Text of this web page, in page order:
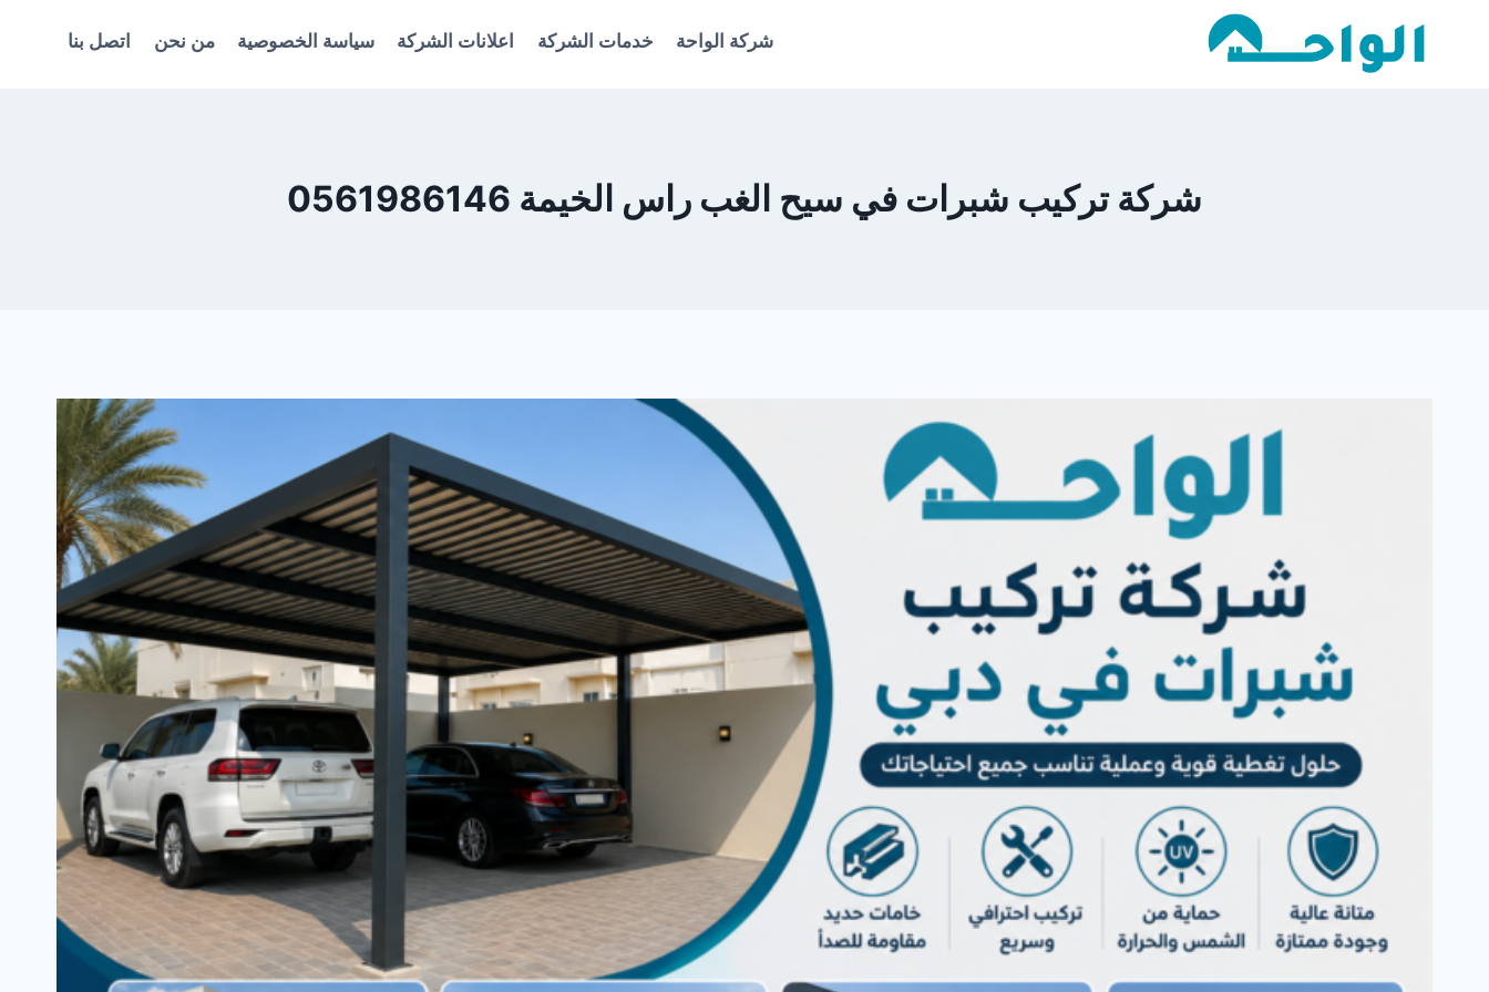
شركة الواحة خدمات الشركة اعلانات الشركة سياسة الخصوصية من نحن اتصل بنا
شركة تركيب شبرات في سيح الغب راس الخيمة 0561986146